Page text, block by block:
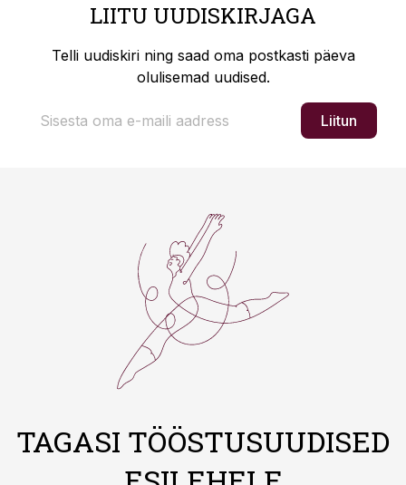
LIITU UUDISKIRJAGA
Telli uudiskiri ning saad oma postkasti päeva
olulisemad uudised.
Liitun
TAGASI TÖÖSTUSUUDISED